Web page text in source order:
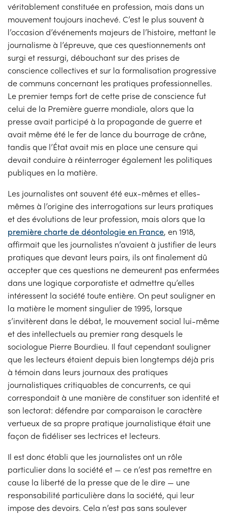
véritablement constituée en profession, mais dans un
mouvement toujours inachevé. C’est le plus souvent à
l’occasion d’événements majeurs de l’histoire, mettant le
journalisme à l’épreuve, que ces questionnements ont
surgi et ressurgi, débouchant sur des prises de
conscience collectives et sur la formalisation progressive
de communs concernant les pratiques professionnelles.
Le premier temps fort de cette prise de conscience fut
celui de la Première guerre mondiale, alors que la
presse avait participé à la propagande de guerre et
avait même été le fer de lance du bourrage de crâne,
tandis que l’État avait mis en place une censure qui
devait conduire à réinterroger également les politiques
publiques en la matière.
Les journalistes ont souvent été eux-mêmes et elles-
mêmes à l’origine des interrogations sur leurs pratiques
et des évolutions de leur profession, mais alors que la
première charte de déontologie en France, en 1918,
affirmait que les journalistes n’avaient à justifier de leurs
pratiques que devant leurs pairs, ils ont finalement dû
accepter que ces questions ne demeurent pas enfermées
dans une logique corporatiste et admettre qu’elles
intéressent la société toute entière. On peut souligner en
la matière le moment singulier de 1995, lorsque
s’invitèrent dans le débat, le mouvement social lui-même
et des intellectuels au premier rang desquels le
sociologue Pierre Bourdieu. Il faut cependant souligner
que les lecteurs étaient depuis bien longtemps déjà pris
à témoin dans leurs journaux des pratiques
journalistiques critiquables de concurrents, ce qui
correspondait à une manière de constituer son identité et
son lectorat: défendre par comparaison le caractère
vertueux de sa propre pratique journalistique était une
façon de fidéliser ses lectrices et lecteurs.
Il est donc établi que les journalistes ont un rôle
particulier dans la société et — ce n’est pas remettre en
cause la liberté de la presse que de le dire — une
responsabilité particulière dans la société, qui leur
impose des devoirs. Cela n’est pas sans soulever